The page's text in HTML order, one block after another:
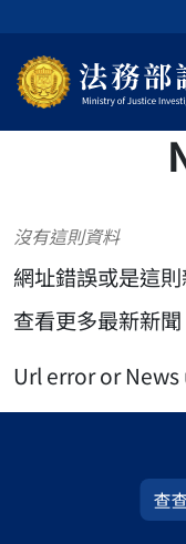
沒有這則資料
網址錯誤或是這
查看更多最新新聞
Url error or